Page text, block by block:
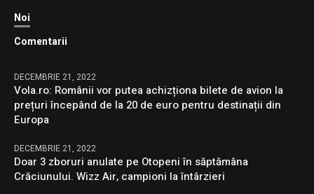
Noi
Comentarii
DECEMBRIE 21, 2022
Vola.ro: Românii vor putea achizționa bilete de avion la
prețuri începând de la 20 de euro pentru destinații din
Europa
DECEMBRIE 21, 2022
Doar 3 zboruri anulate pe Otopeni în săptămâna
Crăciunului. Wizz Air, campioni la întârzieri